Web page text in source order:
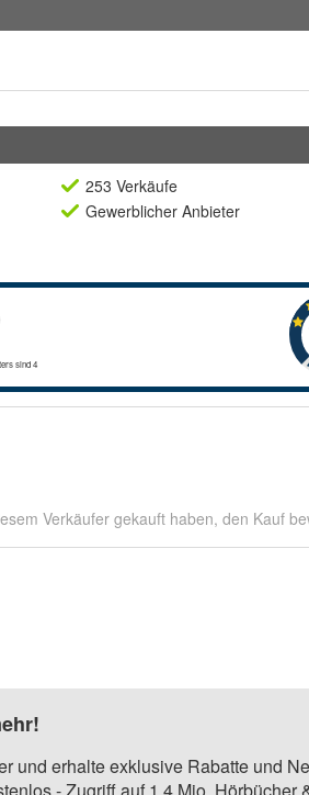
253 Verkäufe
Gewerblicher Anbieter
Verkäufer gekauft haben, den Kauf
und erhalte exklusive Rabatte und